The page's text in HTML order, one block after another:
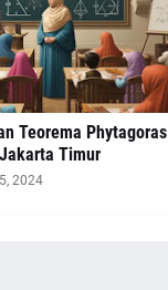
Teorema Phytagoras
Timur
2024